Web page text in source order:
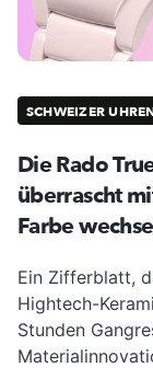
SCHWEIZER
Die Rado
überrascht
Farbe
Ein Zifferblatt,
Hightech-
Stunden